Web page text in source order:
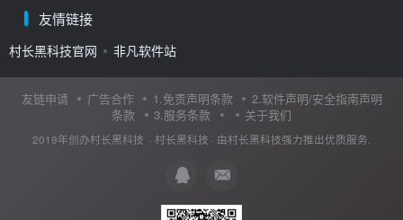
友情链接
村长黑科技官网 非凡软件站
友链申请 广告合作 1.免责声明条款
2.软件声明/安全指南声明
条款
3.服务条款 关于我们
2019年创办村长黑科技 · 村长黑科技 · 由村长黑科技强力推出优质服务.